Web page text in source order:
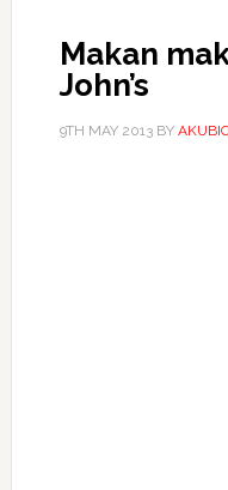
Makan
John’s
9TH MAY 2013BY